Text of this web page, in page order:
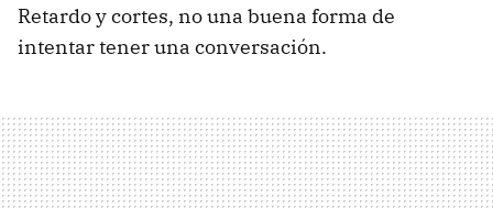
Retardo y cortes, no una buena forma de
intentar tener una conversación.